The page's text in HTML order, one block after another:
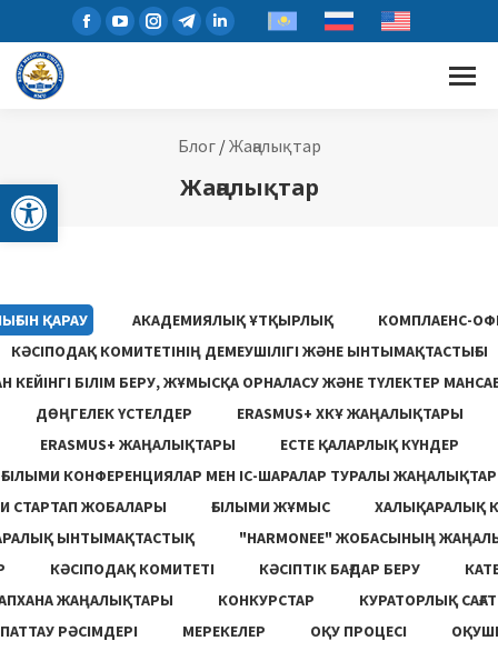
Open toolbar
Блог/Жаңалықтар
Жаңалықтар
ҚАРАУ АКАДЕМИЯЛЫҚ ҰТҚЫРЛЫҚ
КОМПЛАЕНС-
КӘСІПОДАҚ КОМИТЕТІНІҢ ДЕМЕУШІЛІГІ ЖӘНЕ ЫНТЫМАҚТАСТЫҒЫ
КЕЙІНГІ БІЛІМ БЕРУ, ЖҰМЫСҚА ОРНАЛАСУ ЖƏНЕ ТҮЛЕКТЕР
ДӨҢГЕЛЕК ҮСТЕЛДЕР
ERASMUS+ ХКҰ ЖАҢАЛЫҚТАРЫ
ERASMUS+ ЖАҢАЛЫҚТАРЫ
ЕСТЕ ҚАЛАРЛЫҚ КҮНДЕР
ҒЫЛЫМИ КОНФЕРЕНЦИЯЛАР МЕН ІС-ШАРАЛАР ТУРАЛЫ ЖАҢАЛЫҚТАР
СТАРТАП ЖОБАЛАРЫ
ҒЫЛЫМИ ЖҰМЫС
ХАЛЫҚАРАЛЫҚ
ЫНТЫМАҚТАСТЫҚ
"HARMONEE" ЖОБАСЫНЫҢ
КӘСІПОДАҚ КОМИТЕТІ КӘСІПТІК БАҒДАР БЕРУ
ЖАҢАЛЫҚТАРЫ
КОНКУРСТАР
КУРАТОРЛЫҚ
РӘСІМДЕРІ
МЕРЕКЕЛЕР ОҚУ ПРОЦЕСІ